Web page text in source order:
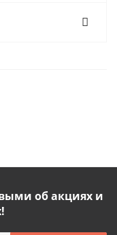
об акциях и